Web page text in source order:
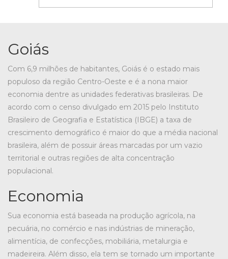
Goiás
Com 6,9 milhões de habitantes, Goiás é o estado mais
populoso da região Centro-Oeste e é a nona maior
economia dentre as unidades federativas brasileiras. De
acordo com o censo divulgado em 2015 pelo Instituto
Brasileiro de Geografia e Estatística (IBGE) a taxa de
crescimento demográfico é maior do que a média nacional
brasileira, além de possuir áreas marcadas por um vazio
territorial e outras regiões de alta concentração
populacional.
Economia
Sua economia está baseada na produção agrícola, na
pecuária, no comércio e nas indústrias de mineração,
alimentícia, de confecções, mobiliária, metalurgia e
madeireira. Além disso, ela tem se tornado um importante